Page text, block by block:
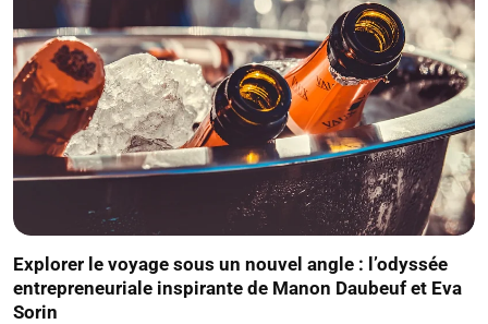
Explorer le voyage sous un nouvel angle : l’odyssée
entrepreneuriale inspirante de Manon Daubeuf et Eva
Sorin